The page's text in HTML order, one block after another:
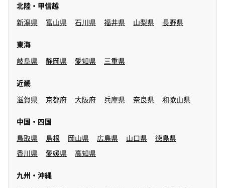
北陸・甲信越
新潟県 富山県 石川県 福井県 山梨県 長野県
東海
岐阜県 静岡県 愛知県 三重県
近畿
滋賀県 京都府 大阪府 兵庫県 奈良県 和歌山県
中国・四国
鳥取県 島根 岡山県 広島県 山口県 徳島県
香川県 愛媛県 高知県
九州・沖縄